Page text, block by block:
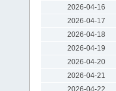
2026-04-16
2026-04-17
2026-04-18
2026-04-19
2026-04-20
2026-04-21
2026-04-22